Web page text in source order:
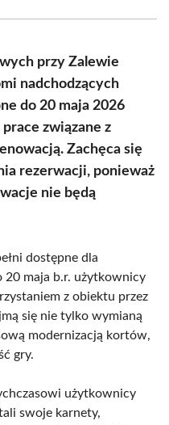
przy Zalewie
nadchodzących
do 20 maja 2026
związane z
Zachęca się
rezerwacji, ponieważ
nie będą
dostępne dla
20 maja b.r. użytkownicy
z obiektu przez
się nie tylko wymianą
modernizacją kortów,
gry.
użytkownicy
swoje karnety,